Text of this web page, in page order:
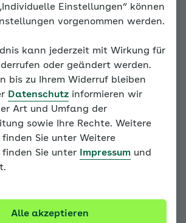
Jahre alt und Lehrer für
und kehrt gerne danach im
Einstellungen“ können
vorgenommen werden.
kann jederzeit mit Wirkung für
oder geändert werden.
bis zu Ihrem Widerruf bleiben
Datenschutz informieren wir
Art und Umfang der
sowie Ihre Rechte. Weitere
finden Sie unter Weitere
finden Sie unter
Impressum und
Alle akzeptieren